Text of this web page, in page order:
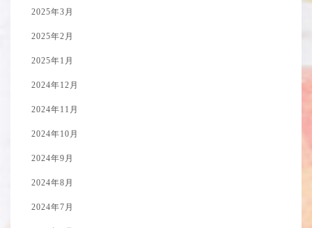
2025年3月
2025年2月
2025年1月
2024年12月
2024年11月
2024年10月
2024年9月
2024年8月
2024年7月